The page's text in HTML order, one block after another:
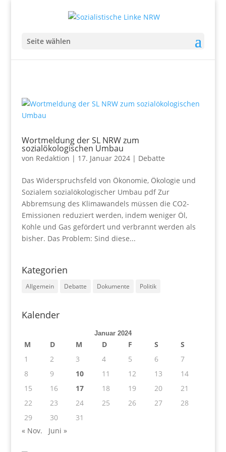
Seite wählen
Wortmeldung der SL NRW zum
sozialökologischen Umbau
von Redaktion | 17. Januar 2024| Debatte
Das Widerspruchsfeld von Ökonomie, Ökologie und
Sozialem sozialökologischer Umbau pdf Zur
Abbremsung des Klimawandels müssen die CO2-
Emissionen reduziert werden, indem weniger Öl,
Kohle und Gas gefördert und verbrannt werden als
bisher. Das Problem: Sind diese...
Kategorien
Allgemein Debatte Dokumente Politik
Kalender
Januar 2024
M D M D F S
S
1
2 3 4 5 6
7
8
9 10 11 12 13
14
15
16 17 18 19 20
21
22
23 24 25 26 27
28
29
30
31
« Nov.
Juni »